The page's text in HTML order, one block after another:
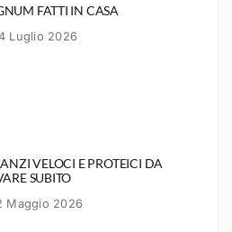
FATTI IN CASA
Luglio 2026
VELOCI E PROTEICI DA
SUBITO
Maggio 2026